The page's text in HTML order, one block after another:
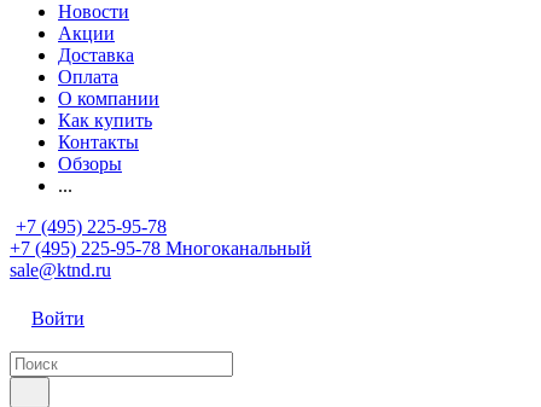
Новости
Акции
Доставка
Оплата
О компании
Как купить
Контакты
Обзоры
...
+7 (495) 225-95-78
+7 (495) 225-95-78 Многоканальный
sale@ktnd.ru
Войти